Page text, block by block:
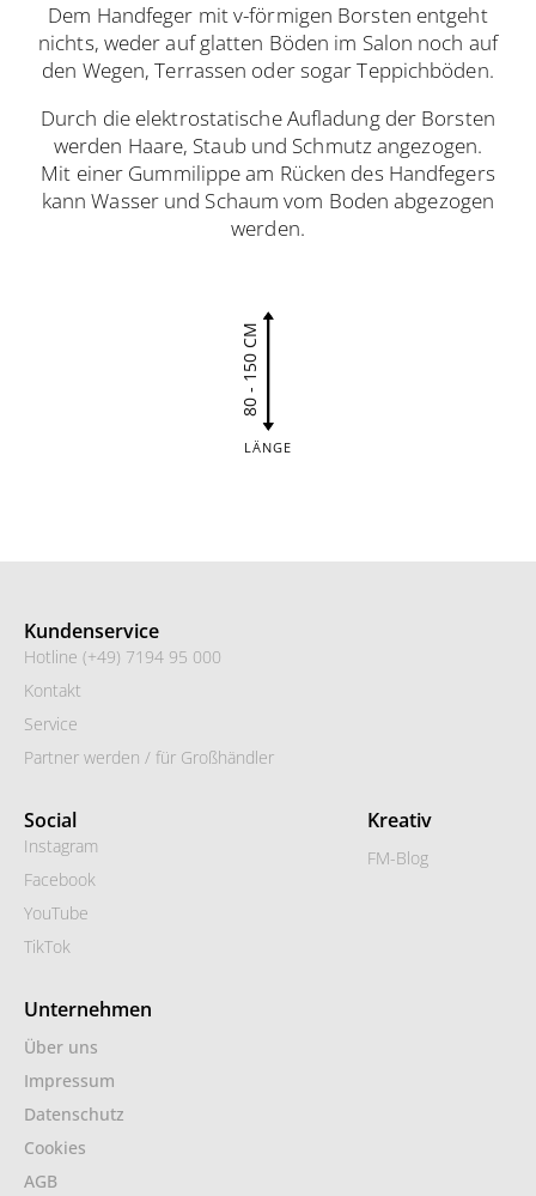
Dem Handfeger mit v-förmigen Borsten entgeht
nichts, weder auf glatten Böden im Salon noch auf
den Wegen, Terrassen oder sogar Teppichböden.
Durch die elektrostatische Aufladung der Borsten
werden Haare, Staub und Schmutz angezogen.
Mit einer Gummilippe am Rücken des Handfegers
kann Wasser und Schaum vom Boden abgezogen
werden.
80 - 150 CM
LÄNGE
Kundenservice
Hotline (+49) 7194 95 000
Kontakt
Service
Partner werden / für Großhändler
Social
Instagram
Facebook
YouTube
TikTok
Kreativ
FM-Blog
Unternehmen
Über uns
Impressum
Datenschutz
Cookies
AGB